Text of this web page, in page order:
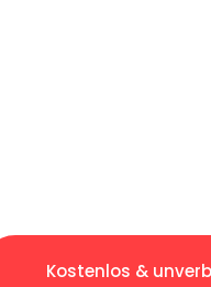
Kostenlos &